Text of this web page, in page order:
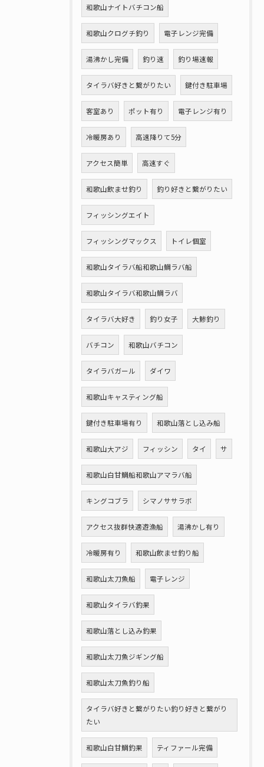
和歌山ナイトバチコン船
和歌山クログチ釣り 電子レンジ完備
湯沸かし完備 釣り速 釣り場速報
タイラバ好きと繋がりたい 鍵付き駐車場
客室あり ポット有り 電子レンジ有り
冷暖房あり 高速降りて5分
アクセス簡単 高速すぐ
和歌山飲ませ釣り 釣り好きと繋がりたい
フィッシングエイト
フィッシングマックス トイレ個室
和歌山タイラバ船和歌山鯛ラバ船
和歌山タイラバ和歌山鯛ラバ
タイラバ大好き 釣り女子 大鯵釣り
バチコン 和歌山バチコン
タイラバガール ダイワ
和歌山キャスティング船
鍵付き駐車場有り 和歌山落とし込み船
和歌山大アジ フィッシン タイ サ
和歌山白甘鯛船和歌山アマラバ船
キングコブラ シマノササラボ
アクセス抜群快適遊漁船 湯沸かし有り
冷暖房有り 和歌山飲ませ釣り船
和歌山太刀魚船 電子レンジ
和歌山タイラバ釣果
和歌山落とし込み釣果
和歌山太刀魚ジギング船
和歌山太刀魚釣り船
タイラバ好きと繋がりたい釣り好きと繋がり
たい
和歌山白甘鯛釣果 ティファール完備